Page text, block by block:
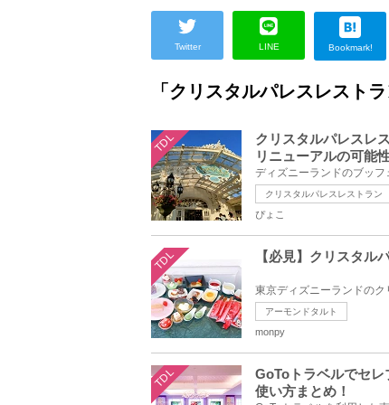
Twitter LINE Bookmark!
「クリスタルパレスレスト
TDL
クリスタルパレスレ
リニューアルの可能
クリスタルパレスレストラン
ぴょこ
TDL 【必見】クリスタル
アーモンドタルト
monpy
TDL
GoToトラベルでセ
使い方まとめ！